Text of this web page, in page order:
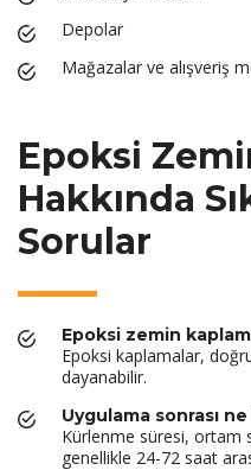
Depolar
Mağazalar ve alışveriş
Epoksi
Hakkında
Sorular
Epoksi zemin
Epoksi kaplamalar,
dayanabilir.
Uygulama sonrası
Kürlenme süresi, ortam
genellikle 24-72 saat